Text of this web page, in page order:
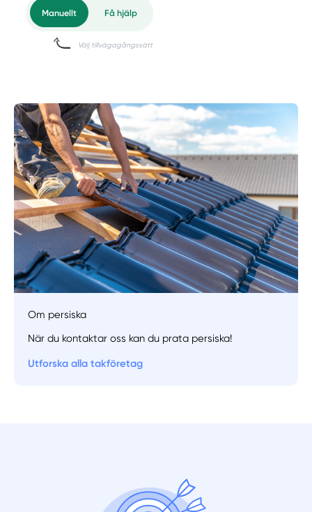
Manuellt
Om persiska
När du kontaktar oss kan du prata persiska!
Utforska alla takföretag